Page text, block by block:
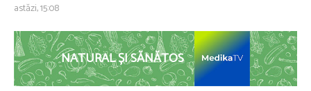
astăzi, 15:08
NATURAL ȘI SĂNĂTOS